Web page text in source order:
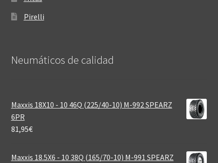
Pirelli
Neumáticos de calidad‎
Maxxis 18X10 - 10 46Q (225/40-10) M-992 SPEARZ
6PR
81,95€
Maxxis 18.5X6 - 10 38Q (165/70-10) M-991 SPEARZ